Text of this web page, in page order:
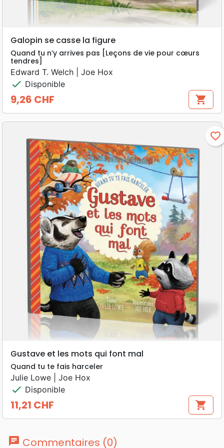
Galopin se casse la figure
Quand tu n’y arrives pas [Leçons de vie pour cœurs
tendres]
Edward T. Welch | Joe Hox
check Disponible
Prix
9,26 CHF shopping_cart
favorite_border
Gustave et les mots qui font mal
Quand tu te fais harceler
Julie Lowe | Joe Hox
check Disponible
Prix
11,21 CHF shopping_cart
chat Commentaires (0)